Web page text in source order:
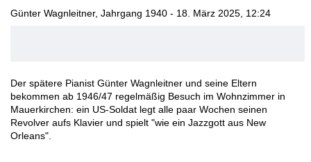
Günter Wagnleitner, Jahrgang 1940 - 18. März 2025, 12:24
Der spätere Pianist Günter Wagnleitner und seine Eltern
bekommen ab 1946/47 regelmäßig Besuch im Wohnzimmer in
Mauerkirchen: ein US-Soldat legt alle paar Wochen seinen
Revolver aufs Klavier und spielt "wie ein Jazzgott aus New
Orleans".